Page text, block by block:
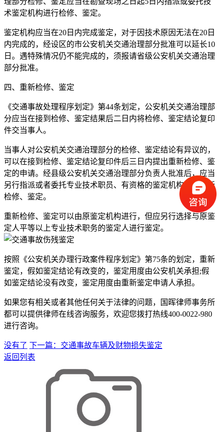
术鉴定机构进行检修、鉴定。
鉴定机构应当在20日内完成鉴定，对于因技术原因无法在20日
内完成的，经设区的市公安机关交通治理部分批准可以延长10
日。遇特殊情况仍不能完成的，须报请省级公安机关交通治理
部分批准。
四、重新检修、鉴定
《交通事故处理程序划定》第44条划定，公安机关交通治理部
分应当在接到检修、鉴定结果后二日内将检修、鉴定结论复印
件交当事人。
当事人对公安机关交通治理部分的检修、鉴定结论有异议的，
可以在接到检修、鉴定结论复印件后三日内提出重新检修、鉴
定的申请。经县级公安机关交通治理部分负责人批准后，应当
另行指派或者委托专业技术职员、有资格的鉴定机构进行重新
检修、鉴定。
重新检修、鉴定可以由原鉴定机构进行，但应另行选择与原鉴
定人平等以上专业技术职务的鉴定人进行鉴定。
按照《公安机关办理行政案件程序划定》第75条的划定，重新
鉴定，假如鉴定结论有改变的，鉴定用度由公安机关承担;假
如鉴定结论没有改变，鉴定用度由重新鉴定申请人承担。
如果您有相关或者其他任何关于法律的问题，国晖律师事务所
都可以提供律师在线咨询服务，欢迎您拨打热线400-0022-980
进行咨询。
没有了 下一篇：交通事故车辆及财物损失鉴定
返回列表